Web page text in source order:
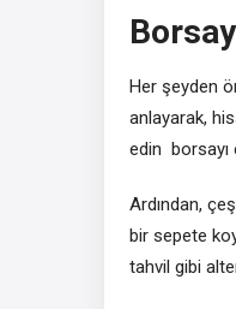
Her şeyden
anlayarak,
edin borsayı
Ardından,
bir sepete
tahvil gibi